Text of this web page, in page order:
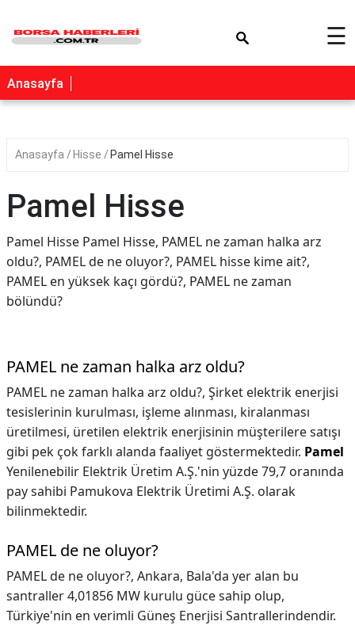
☰
Anasayfa
Anasayfa Hisse Pamel Hisse
Pamel Hisse
Pamel Hisse Pamel Hisse, PAMEL ne zaman halka arz
oldu?, PAMEL de ne oluyor?, PAMEL hisse kime ait?,
PAMEL en yüksek kaçı gördü?, PAMEL ne zaman
bölündü?
PAMEL ne zaman halka arz oldu?
PAMEL ne zaman halka arz oldu?, Şirket elektrik enerjisi
tesislerinin kurulması, işleme alınması, kiralanması
üretilmesi, üretilen elektrik enerjisinin müşterilere satışı
gibi pek çok farklı alanda faaliyet göstermektedir. Pamel
Yenilenebilir Elektrik Üretim A.Ş.'nin yüzde 79,7 oranında
pay sahibi Pamukova Elektrik Üretimi A.Ş. olarak
bilinmektedir.
PAMEL de ne oluyor?
PAMEL de ne oluyor?, Ankara, Bala'da yer alan bu
santraller 4,01856 MW kurulu güce sahip olup,
Türkiye'nin en verimli Güneş Enerjisi Santrallerindendir.